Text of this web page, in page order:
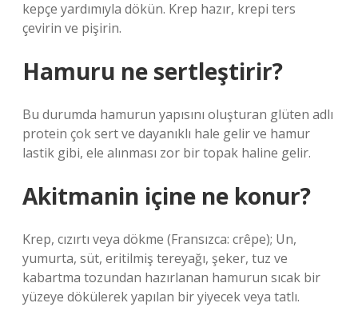
kepçe yardımıyla dökün. Krep hazır, krepi ters
çevirin ve pişirin.
Hamuru ne sertleştirir?
Bu durumda hamurun yapısını oluşturan glüten adlı
protein çok sert ve dayanıklı hale gelir ve hamur
lastik gibi, ele alınması zor bir topak haline gelir.
Akitmanin içine ne konur?
Krep, cızırtı veya dökme (Fransızca: crêpe); Un,
yumurta, süt, eritilmiş tereyağı, şeker, tuz ve
kabartma tozundan hazırlanan hamurun sıcak bir
yüzeye dökülerek yapılan bir yiyecek veya tatlı.